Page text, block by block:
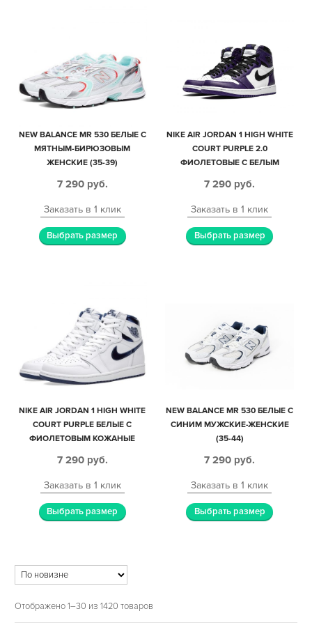
NEW BALANCE MR 530 БЕЛЫЕ С
МЯТНЫМ-БИРЮЗОВЫМ
ЖЕНСКИЕ (35-39)
7 290 руб.
Заказать в 1 клик
Выбрать размер
NIKE AIR JORDAN 1 HIGH WHITE
COURT PURPLE 2.0
ФИОЛЕТОВЫЕ С БЕЛЫМ
ЖЕНСКИЕ (36-40)
7 290 руб.
Заказать в 1 клик
Выбрать размер
NIKE AIR JORDAN 1 HIGH WHITE
COURT PURPLE БЕЛЫЕ С
ФИОЛЕТОВЫМ КОЖАНЫЕ
7 290 руб.
Заказать в 1 клик
Выбрать размер
NEW BALANCE MR 530 БЕЛЫЕ С
СИНИМ МУЖСКИЕ-ЖЕНСКИЕ
(35-44)
7 290 руб.
Заказать в 1 клик
Выбрать размер
Отображено 1–30 из 1420 товаров